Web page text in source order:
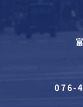
076-